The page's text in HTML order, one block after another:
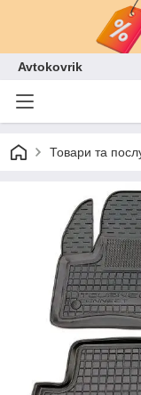
Avtokovrik
Товари та